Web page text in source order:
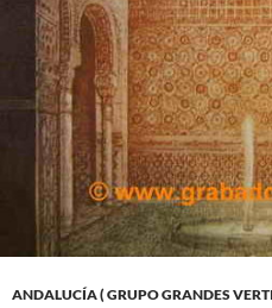
ANDALUCÍA ( GRUPO GRANDES